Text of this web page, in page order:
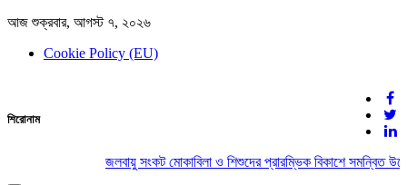
আজ শুক্রবার, আগস্ট ৭, ২০২৬
Cookie Policy (EU)
দেশের খবর
যুক্ত থাকুন দেশের সঙ্গে
শিরোনাম
জলবায়ু সংকট মোকাবিলা ও শিশুদের প্রারম্ভিক বিকাশে সমন্বিত